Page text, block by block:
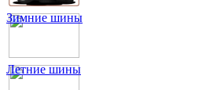
Зимние шины
Летние шины